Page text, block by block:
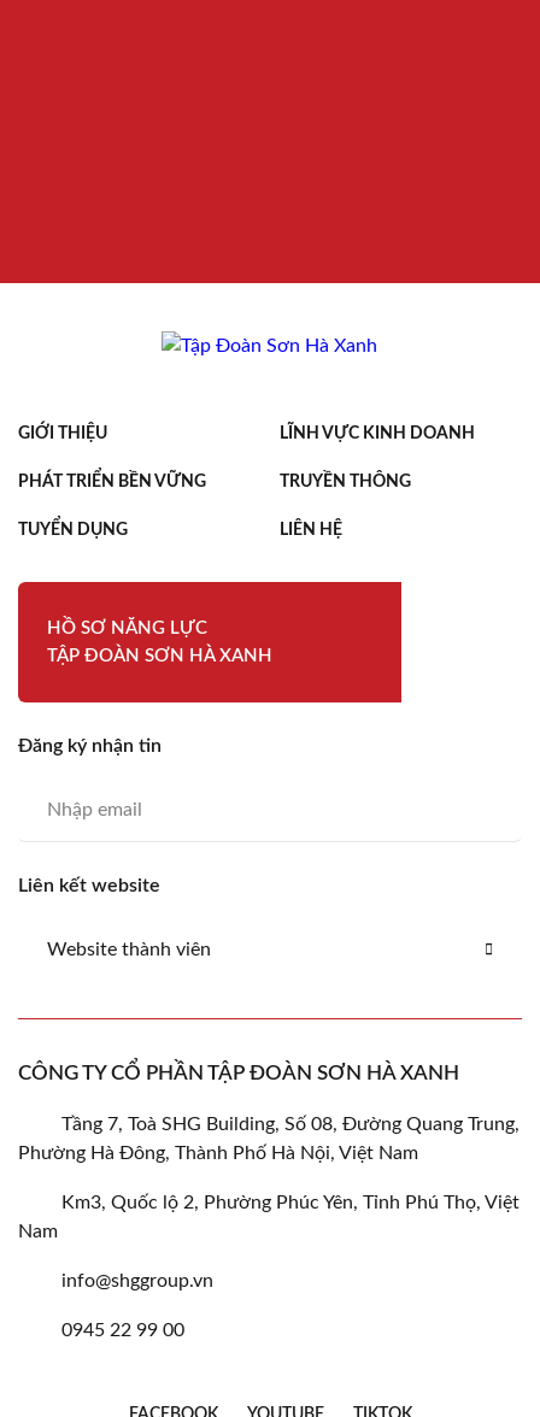
GIỚI THIỆU LĨNH VỰC KINH DOANH
PHÁT TRIỂN BỀN VỮNG TRUYỀN THÔNG
TUYỂN DỤNG LIÊN HỆ
HỒ SƠ NĂNG LỰC
TẬP ĐOÀN SƠN HÀ XANH
Đăng ký nhận tin
Liên kết website
Website thành viên
CÔNG TY CỔ PHẦN TẬP ĐOÀN SƠN HÀ XANH
Tầng 7, Toà SHG Building, Số 08, Đường Quang Trung,
Phường Hà Đông, Thành Phố Hà Nội, Việt Nam
Km3, Quốc lộ 2, Phường Phúc Yên, Tỉnh Phú Thọ, Việt
Nam
info@shggroup.vn
0945 22 99 00